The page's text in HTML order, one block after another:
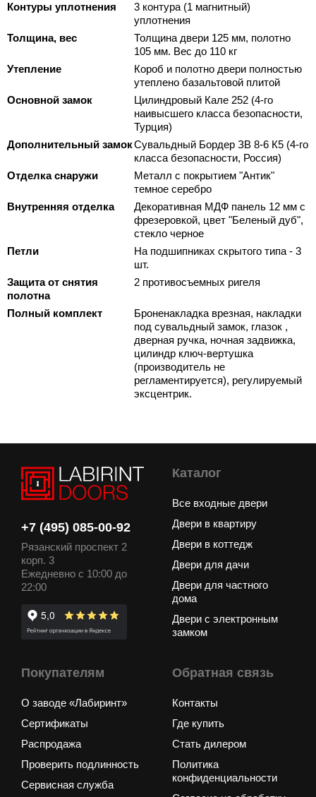
Контуры уплотнения
3 контура (1 магнитный)
уплотнения
Толщина, вес
Толщина двери 125 мм, полотно
105 мм. Вес до 110 кг
Утепление
Короб и полотно двери полностью
утеплено базальтовой плитой
Основной замок
Цилиндровый Кале 252 (4-го
наивысшего класса безопасности,
Турция)
Дополнительный замокСувальдный Бордер ЗВ 8-6 К5 (4-го
класса безопасности, Россия)
Отделка снаружи
Металл с покрытием "Антик"
темное серебро
Внутренняя отделка
Декоративная МДФ панель 12 мм с
фрезеровкой, цвет "Беленый дуб",
стекло черное
Петли
На подшипниках скрытого типа - 3
шт.
Защита от снятия
полотна
2 противосъемных ригеля
Полный комплект
Броненакладка врезная, накладки
под сувальдный замок, глазок ,
дверная ручка, ночная задвижка,
цилиндр ключ-вертушка
(производитель не
регламентируется), регулируемый
эксцентрик.
+7 (495) 085-00-92
Рязанский проспект 2
корп. 3
Ежедневно с 10:00 до
22:00
Каталог
Все входные двери
Двери в квартиру
Двери в коттедж
Двери для дачи
Двери для частного
дома
Двери с электронным
замком
Покупателям
О заводе «Лабиринт»
Сертификаты
Распродажа
Проверить подлинность
Сервисная служба
Обратная связь
Контакты
Где купить
Стать дилером
Политика
конфиденциальности